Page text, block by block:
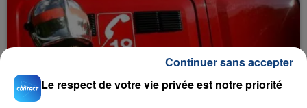
Le respect de votre vie privée est notre priorité
Continuer sans accepter